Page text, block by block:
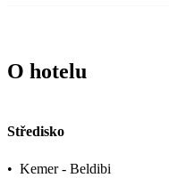
O hotelu
Středisko
• Kemer - Beldibi